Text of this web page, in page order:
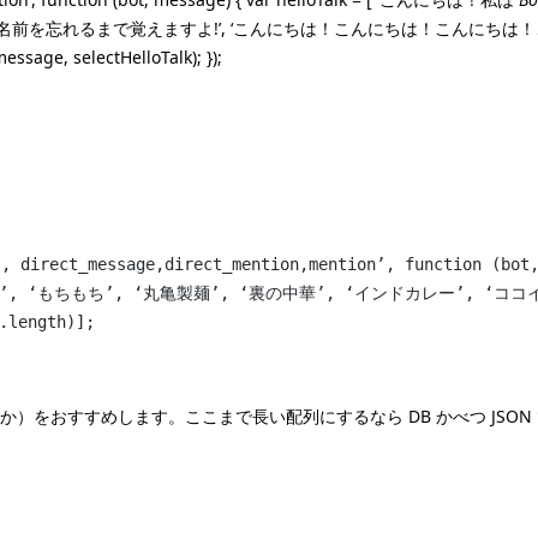
前を忘れるまで覚えますよ!’, ‘こんにちは！こんにちは！こんにち
selectHelloTalk); });
direct_message,direct_mention,mention’, function
ちもち’, ‘丸亀製麺’, ‘裏の中華’, ‘インドカレー’, ‘コ
をおすすめします。ここまで長い配列にするなら DB かべつ